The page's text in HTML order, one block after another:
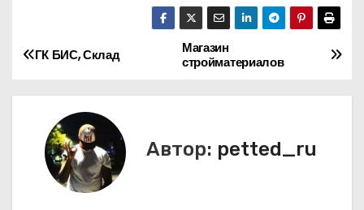
Н
а
Магазин
стройматериалов
ГК БИС, Склад
Автор: petted_ru